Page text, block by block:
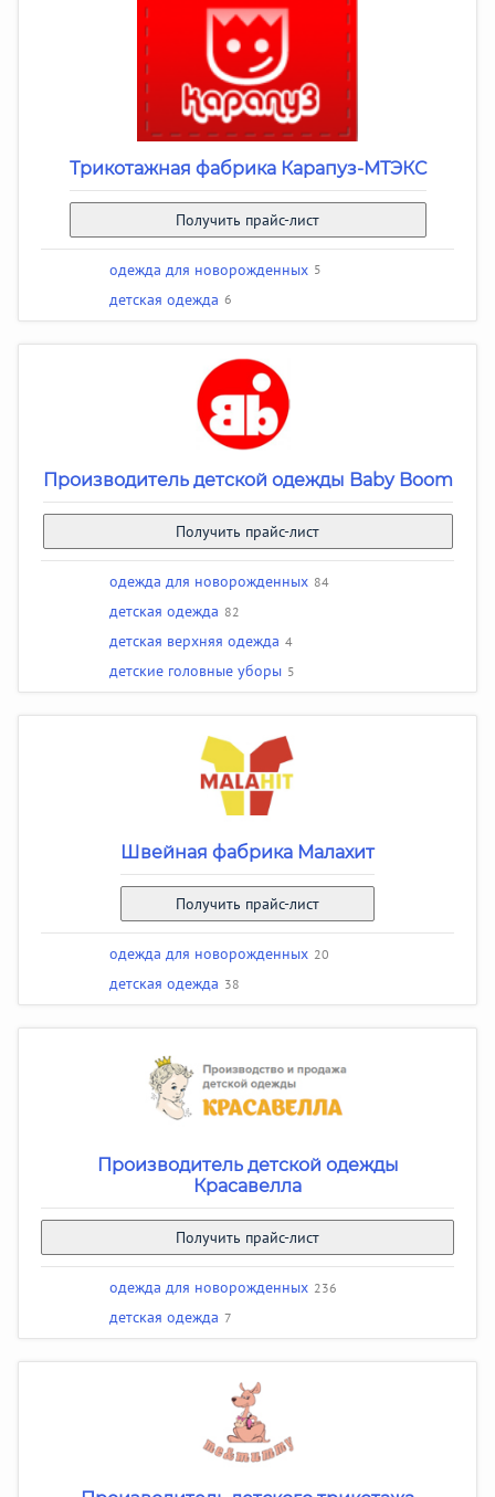
Трикотажная фабрика Карапуз-МТЭКС
Получить прайс-лист
одежда для новорожденных 5
детская одежда 6
Производитель детской одежды Baby Boom
Получить прайс-лист
одежда для новорожденных 84
детская одежда 82
детская верхняя одежда 4
детские головные уборы 5
Швейная фабрика Малахит
Получить прайс-лист
одежда для новорожденных 20
детская одежда 38
Производитель детской одежды
Красавелла
Получить прайс-лист
одежда для новорожденных 236
детская одежда 7